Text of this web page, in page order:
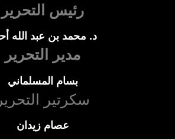
رئيس التحرير
د. محمد بن عبد الله
مدير التحرير
بسام المسلماني
سكرتير التحرير
عصام زيدان